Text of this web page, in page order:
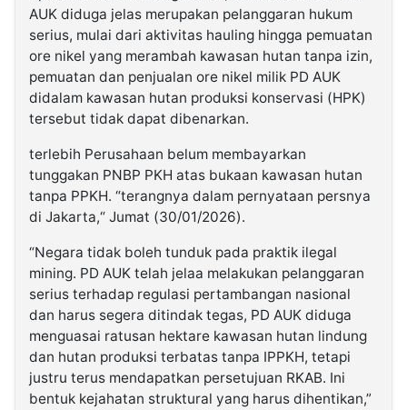
AUK diduga jelas merupakan pelanggaran hukum
serius, mulai dari aktivitas hauling hingga pemuatan
ore nikel yang merambah kawasan hutan tanpa izin,
pemuatan dan penjualan ore nikel milik PD AUK
didalam kawasan hutan produksi konservasi (HPK)
tersebut tidak dapat dibenarkan.
terlebih Perusahaan belum membayarkan
tunggakan PNBP PKH atas bukaan kawasan hutan
tanpa PPKH. “terangnya dalam pernyataan persnya
di Jakarta,“ Jumat (30/01/2026).
“Negara tidak boleh tunduk pada praktik ilegal
mining. PD AUK telah jelaa melakukan pelanggaran
serius terhadap regulasi pertambangan nasional
dan harus segera ditindak tegas, PD AUK diduga
menguasai ratusan hektare kawasan hutan lindung
dan hutan produksi terbatas tanpa IPPKH, tetapi
justru terus mendapatkan persetujuan RKAB. Ini
bentuk kejahatan struktural yang harus dihentikan,”